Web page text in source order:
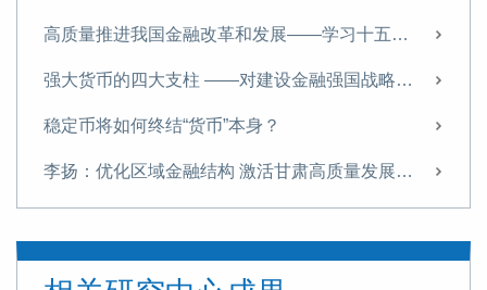
高质量推进我国金融改革和发展——学习十五五金融改革规划体会
强大货币的四大支柱 ——对建设金融强国战略的思考
稳定币将如何终结“货币”本身？
李扬：优化区域金融结构 激活甘肃高质量发展新动能
“稳定币”五议